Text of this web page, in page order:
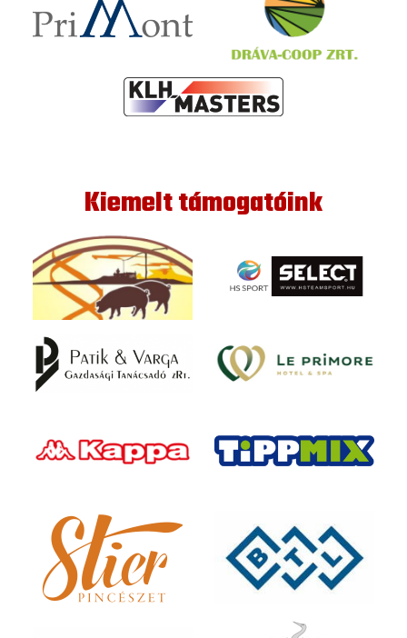
Kiemelt támogatóink